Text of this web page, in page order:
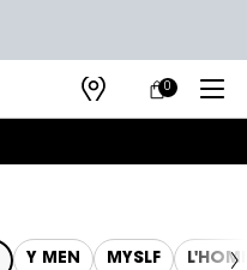
TIENDAS
MI
CARRITO
0
0 PRODUCTO
Y MEN MYSLF